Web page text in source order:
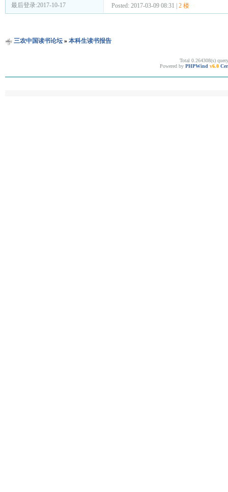
最后登录:2017-10-17
Posted: 2017-03-09 08:31 | 2 楼
三农中国读书论坛» 本科生读书报告
Total 0.264308(s)
Powered by PHPWind v6.0